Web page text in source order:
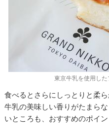
東京牛乳を使用し
食べるとさらにしっとりと柔
牛乳の美味しい香りがたまら
いところも、おすすめのポイン